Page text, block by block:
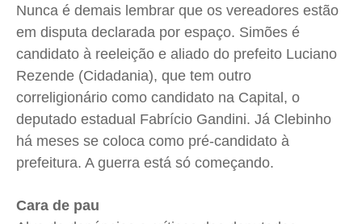
Nunca é demais lembrar que os vereadores estão
em disputa declarada por espaço. Simões é
candidato à reeleição e aliado do prefeito Luciano
Rezende (Cidadania), que tem outro
correligionário como candidato na Capital, o
deputado estadual Fabrício Gandini. Já Clebinho
há meses se coloca como pré-candidato à
prefeitura. A guerra está só começando.
Cara de pau